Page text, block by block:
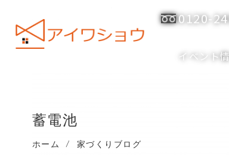
0120-
イベント
蓄電池
ホーム / 家づくりブログ